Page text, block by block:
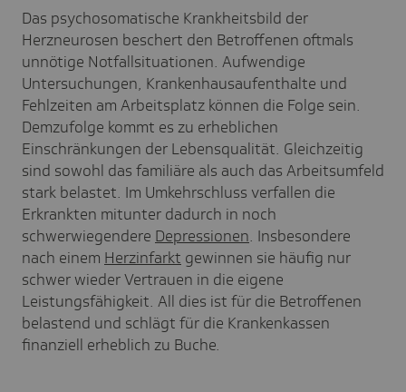
Das psychosomatische Krankheitsbild der
Herzneurosen beschert den Betroffenen oftmals
unnötige Notfallsituationen. Aufwendige
Untersuchungen, Krankenhausaufenthalte und
Fehlzeiten am Arbeitsplatz können die Folge sein.
Demzufolge kommt es zu erheblichen
Einschränkungen der Lebensqualität. Gleichzeitig
sind sowohl das familiäre als auch das Arbeitsumfeld
stark belastet. Im Umkehrschluss verfallen die
Erkrankten mitunter dadurch in noch
schwerwiegendere Depressionen. Insbesondere
nach einem Herzinfarkt gewinnen sie häufig nur
schwer wieder Vertrauen in die eigene
Leistungsfähigkeit. All dies ist für die Betroffenen
belastend und schlägt für die Krankenkassen
finanziell erheblich zu Buche.